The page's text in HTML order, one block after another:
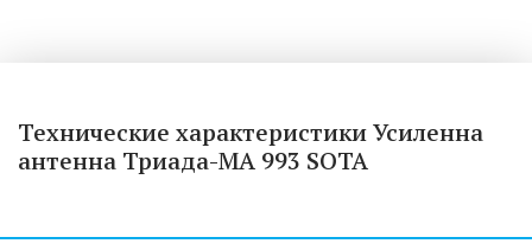
Технические характеристики Усиленна
антенна Триада-МА 993 SOTA